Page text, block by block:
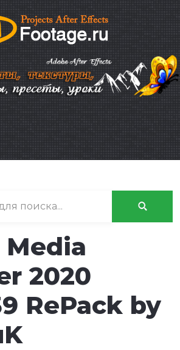
2020
RePack by